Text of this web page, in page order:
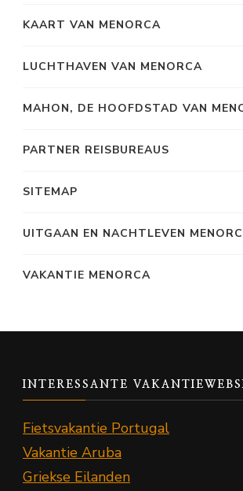
KAART VAN MENORCA
LUCHTHAVEN VAN MENORCA
MAHON, DE HOOFDSTAD VAN
PARTNER REISBUREAUS
SITEMAP
UITGAAN EN NACHTLEVEN
VAKANTIE MENORCA
INTERESSANTE
Fietsvakantie Portugal
Vakantie Aruba
Griekse Eilanden